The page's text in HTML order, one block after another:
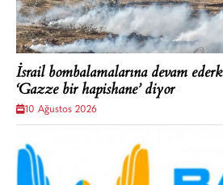
İsrail bombalamalarına devam
‘Gazze bir hapishane’ diyor
10 Ağustos 2026